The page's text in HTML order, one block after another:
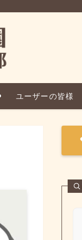
ユーザーの皆様